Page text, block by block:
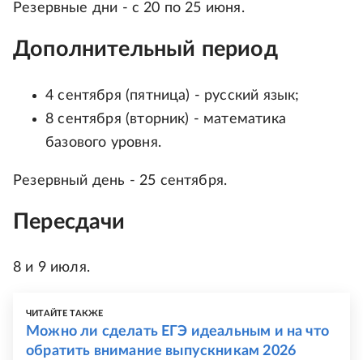
Резервные дни - с 20 по 25 июня.
Дополнительный период
4 сентября (пятница) - русский язык;
8 сентября (вторник) - математика
базового уровня.
Резервный день - 25 сентября.
Пересдачи
8 и 9 июля.
ЧИТАЙТЕ ТАКЖЕ
Можно ли сделать ЕГЭ идеальным и на что
обратить внимание выпускникам 2026